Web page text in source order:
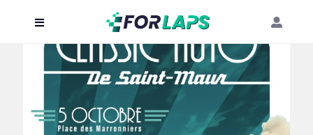
Localisation